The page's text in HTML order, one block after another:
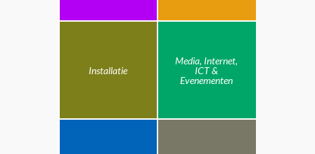
Installatie
Media, Internet,
ICT &
Evenementen